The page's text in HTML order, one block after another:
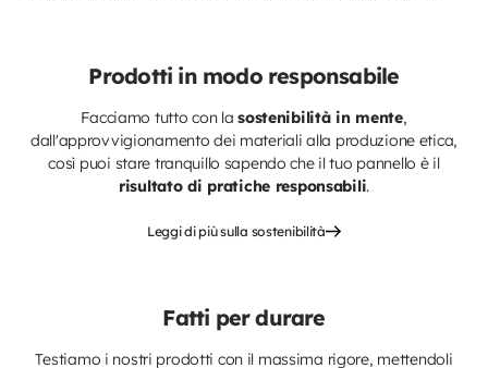
Prodotti in modo responsabile
Facciamo tutto con lasostenibilità in mente,
dall'approvvigionamento dei materiali alla produzione etica,
così puoi stare tranquillo sapendo che il tuo pannello è il
risultato di pratiche responsabili.
Leggi di più sulla sostenibilità
Fatti per durare
Testiamo i nostri prodotti con il massima rigore, mettendoli